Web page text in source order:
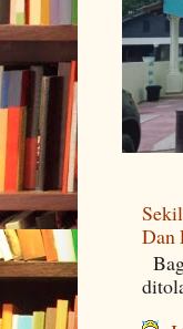
Dan